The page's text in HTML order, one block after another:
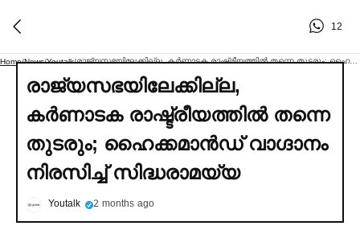
12
Home/News/Youtalk/ രാജ്യസഭയിലേക്കില്ല, കര്‍ണാടക രാഷ്ട്രീയത്തില്‍ തന്നെ തുടരും; ഹൈക്കമാൻഡ് വാഗ്ദാനം നിരസിച്ച്‌ സിദ്ധരാമയ്യ
രാജ്യസഭയിലേക്കില്ല,
കര്‍ണാടക രാഷ്ട്രീയത്തില്‍ തന്നെ
തുടരും; ഹൈക്കമാൻഡ് വാഗ്ദാനം
നിരസിച്ച്‌ സിദ്ധരാമയ്യ
Youtalk 2 months ago